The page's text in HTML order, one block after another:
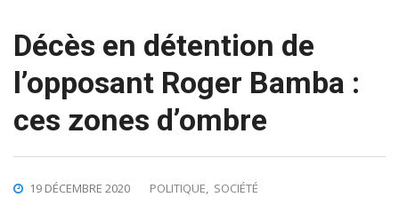
Décès en détention de
l’opposant Roger Bamba :
ces zones d’ombre
19 DÉCEMBRE 2020 POLITIQUE, SOCIÉTÉ